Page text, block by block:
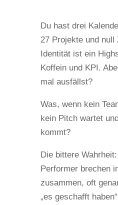
Du hast drei
27 Projekte und null
Identität ist ein
Koffein und KPI.
mal ausfällst?
Was, wenn kein
kein Pitch wartet
kommt?
Die bittere
Performer brechen
zusammen, oft
„es geschafft